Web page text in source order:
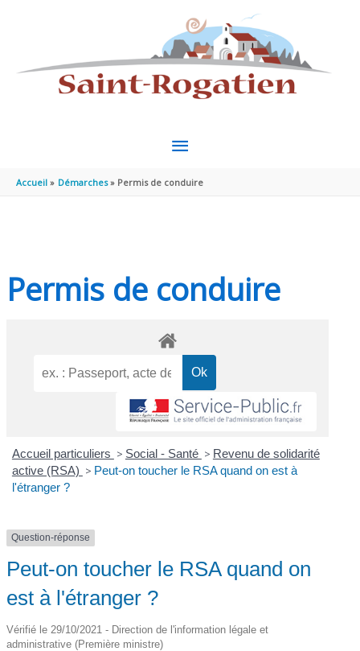
MENU
PRINCIPAL
Accueil Démarches Permis de conduire
Permis de conduire
Accueil particuliers > Social - Santé > Revenu de solidarité
active (RSA) > Peut-on toucher le RSA quand on est à
l'étranger ?
Question-réponse
Peut-on toucher le RSA quand on
est à l'étranger ?
Vérifié le 29/10/2021 - Direction de l'information légale et
administrative (Première ministre)